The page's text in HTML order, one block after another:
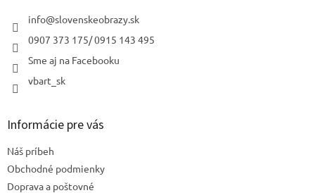
info@slovenskeobrazy.sk
0907 373 175/ 0915 143 495
Sme aj na Facebooku
vbart_sk
Informácie pre vás
Náš príbeh
Obchodné podmienky
Doprava a poštovné